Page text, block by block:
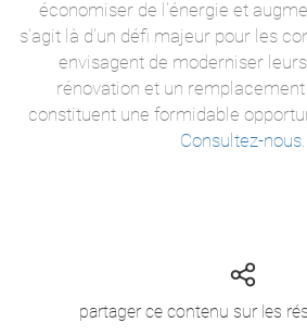
économiser de l'énergie et
s'agit là d'un défi majeur pour les
envisagent de moderniser
rénovation et un
constituent une formidable
Consultez-nous.
partager ce contenu sur les